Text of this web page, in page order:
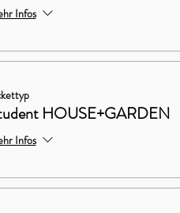
Infos
HOUSE+GARDEN
Infos